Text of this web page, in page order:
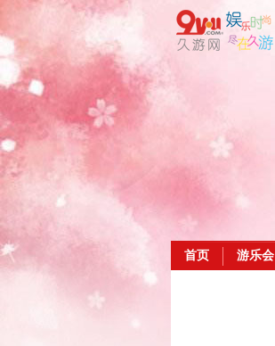
首页 游乐会